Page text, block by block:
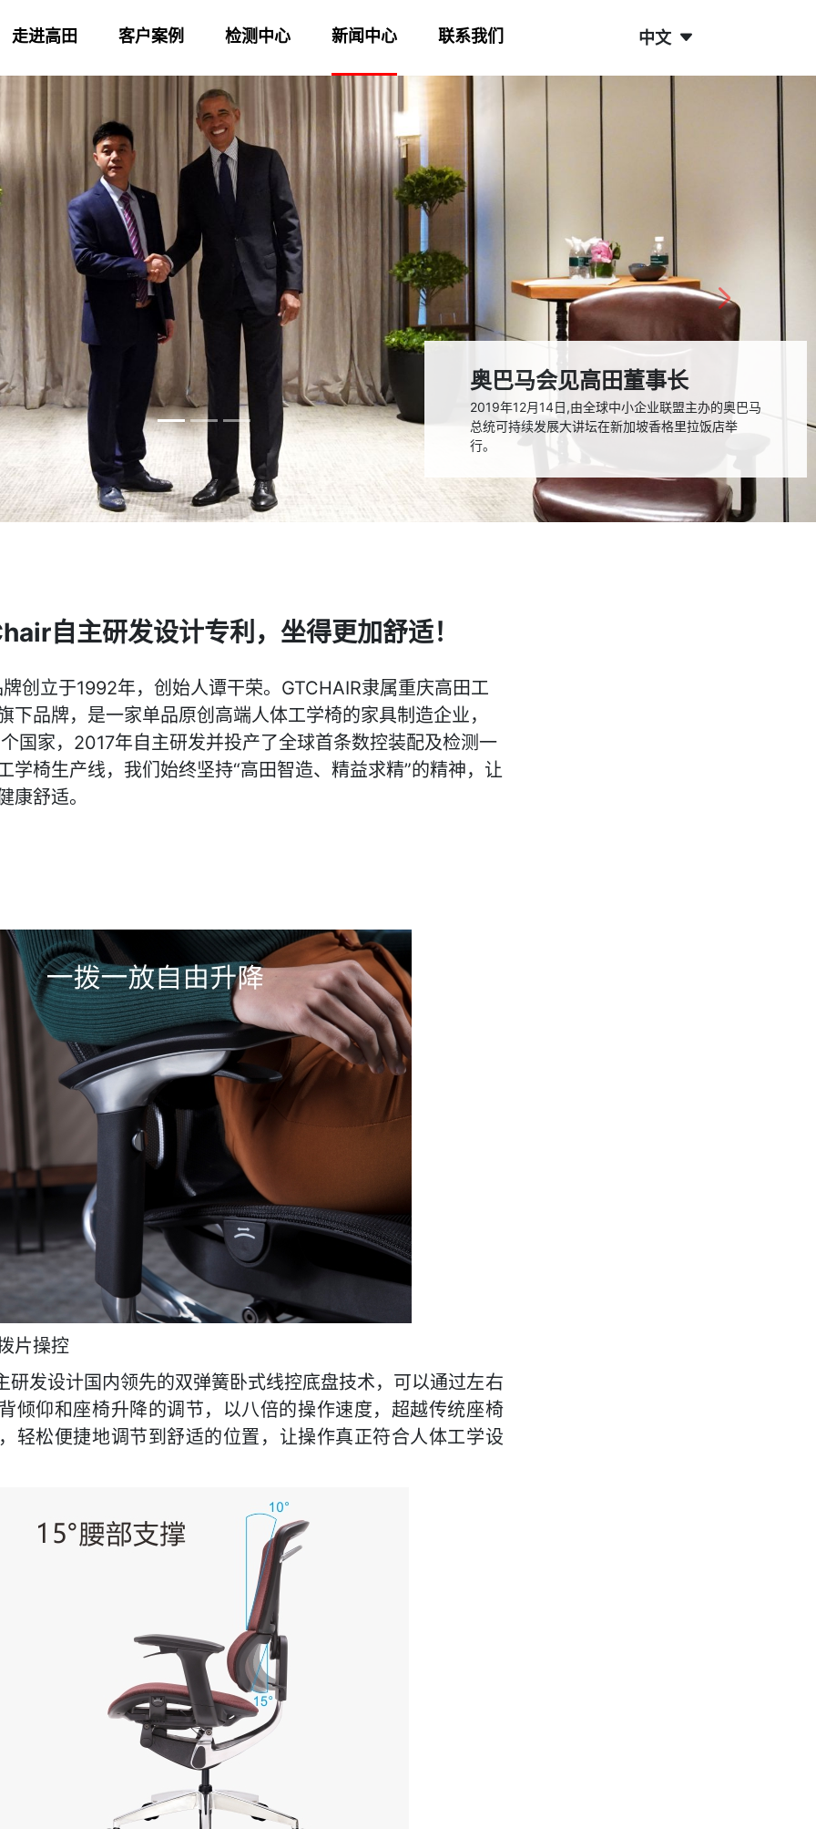
走进高田 客户案例 检测中心 新闻中心 联系我们 中文
奥巴马会见高田董事长
2019年12月14日,由全球中小企业联盟主办的奥巴马
总统可持续发展大讲坛在新加坡香格里拉饭店举
行。
自主研发设计专利，坐得更加舒适！
创立于1992年，创始人谭干荣。GTCHAIR隶属重庆高田工
下品牌，是一家单品原创高端人体工学椅的家具制造企业，
国家，2017年自主研发并投产了全球首条数控装配及检测一
学椅生产线，我们始终坚持“高田智造、精益求精”的精神，让
康舒适。
片操控
研发设计国内领先的双弹簧卧式线控底盘技术，可以通过左右
倾仰和座椅升降的调节， 以八倍的操作速度， 超越传统座椅
轻松便捷地调节到舒适的位置 ，让操作真正符合人体工学设